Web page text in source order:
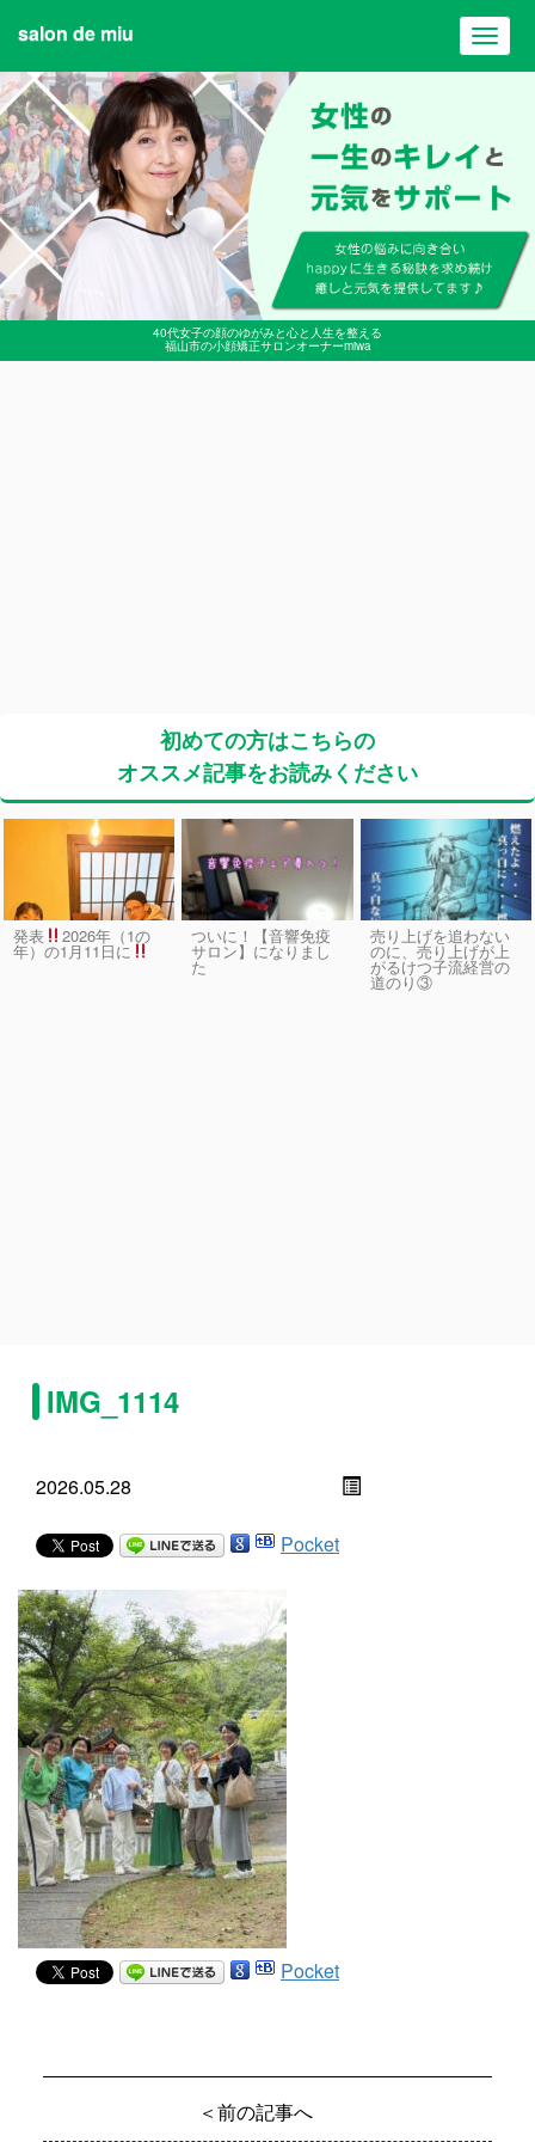
40代女子の顔のゆがみと心と人生を整える
福山市の小顔矯正サロンオーナーmiwa
salon de miu
初めての方はこちらの
オススメ記事をお読みください
発表 2026年（1の
年）の1月11日に
ついに！【音響免疫
サロン】になりまし
た
売り上げを追わない
のに、売り上げが上
がるけつ子流経営の
道のり③
IMG_1114
2026.05.28
Pocket
Pocket
＜前の記事へ